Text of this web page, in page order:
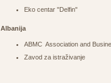
Eko centar "Delfin"
Albanija
ABMC Association and
Zavod za istraživanje